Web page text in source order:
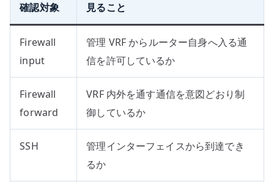
確認対象 見ること
Firewall
input
管理 VRF からルーター自身へ入る通
信を許可しているか
Firewall
forward
VRF 内外を通す通信を意図どおり制
御しているか
SSH
管理インターフェイスから到達でき
るか